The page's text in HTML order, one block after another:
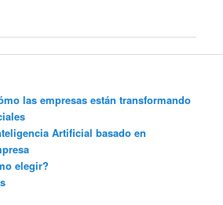
las empresas están transformando
Artificial basado en
elegir?